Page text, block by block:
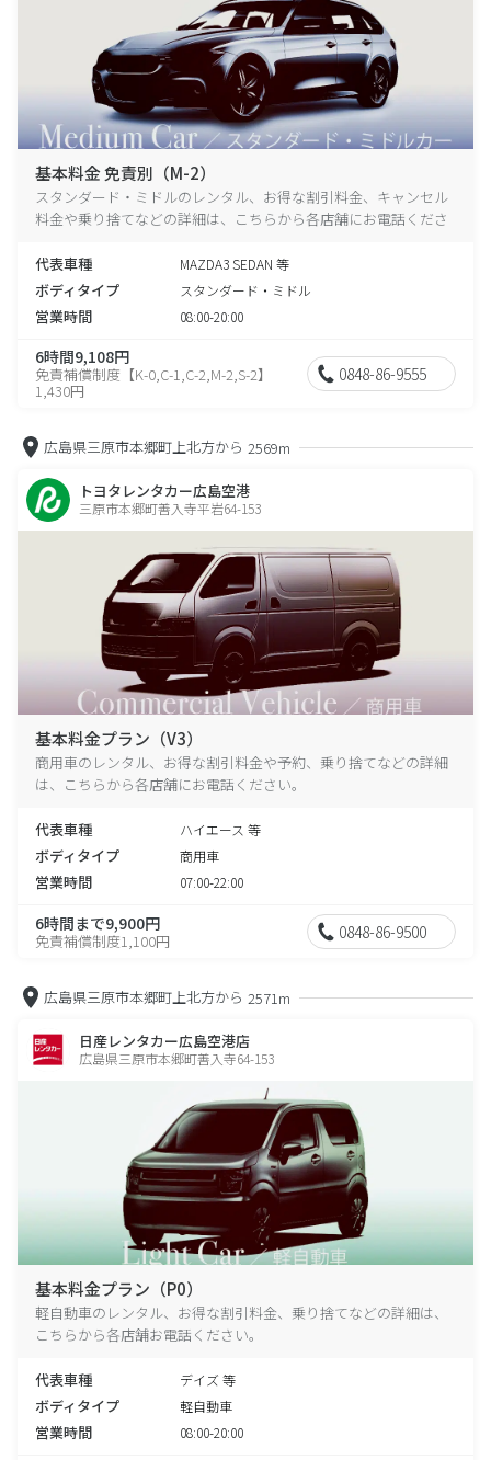
基本料金 免責別（M-2）
スタンダード・ミドルのレンタル、お得な割引料金、キャンセル
料金や乗り捨てなどの詳細は、こちらから各店舗にお電話くださ
代表車種
MAZDA3 SEDAN 等
ボディタイプ スタンダード・ミドル
営業時間 08:00-20:00
6時間9,108円
免責補償制度【K-0,C-1,C-2,M-2,S-2】
1,430円
0848-86-9555
広島県三原市本郷町上北方から 2569m
トヨタレンタカー広島空港
三原市本郷町善入寺平岩64-153
基本料金プラン（V3）
商用車のレンタル、お得な割引料金や予約、乗り捨てなどの詳細
は、こちらから各店舗にお電話ください。
代表車種 ハイエース 等
ボディタイプ 商用車
営業時間 07:00-22:00
6時間まで9,900円
免責補償制度1,100円 0848-86-9500
広島県三原市本郷町上北方から 2571m
日産レンタカー広島空港店
広島県三原市本郷町善入寺64-153
基本料金プラン（P0）
軽自動車のレンタル、お得な割引料金、乗り捨てなどの詳細は、
こちらから各店舗お電話ください。
代表車種 デイズ 等
ボディタイプ 軽自動車
営業時間 08:00-20:00